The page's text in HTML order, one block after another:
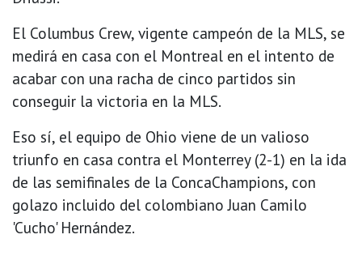
El Columbus Crew, vigente campeón de la MLS, se
medirá en casa con el Montreal en el intento de
acabar con una racha de cinco partidos sin
conseguir la victoria en la MLS.
Eso sí, el equipo de Ohio viene de un valioso
triunfo en casa contra el Monterrey (2-1) en la ida
de las semifinales de la ConcaChampions, con
golazo incluido del colombiano Juan Camilo
'Cucho' Hernández.